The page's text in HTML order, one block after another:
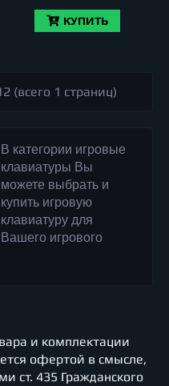
КУПИТЬ
(всего 1 страниц)
В категории игровые
клавиатуры Вы
можете выбрать и
купить игровую
клавиатуру для
Вашего игрового
и комплектации
офертой в смысле,
ст. 435 Гражданского